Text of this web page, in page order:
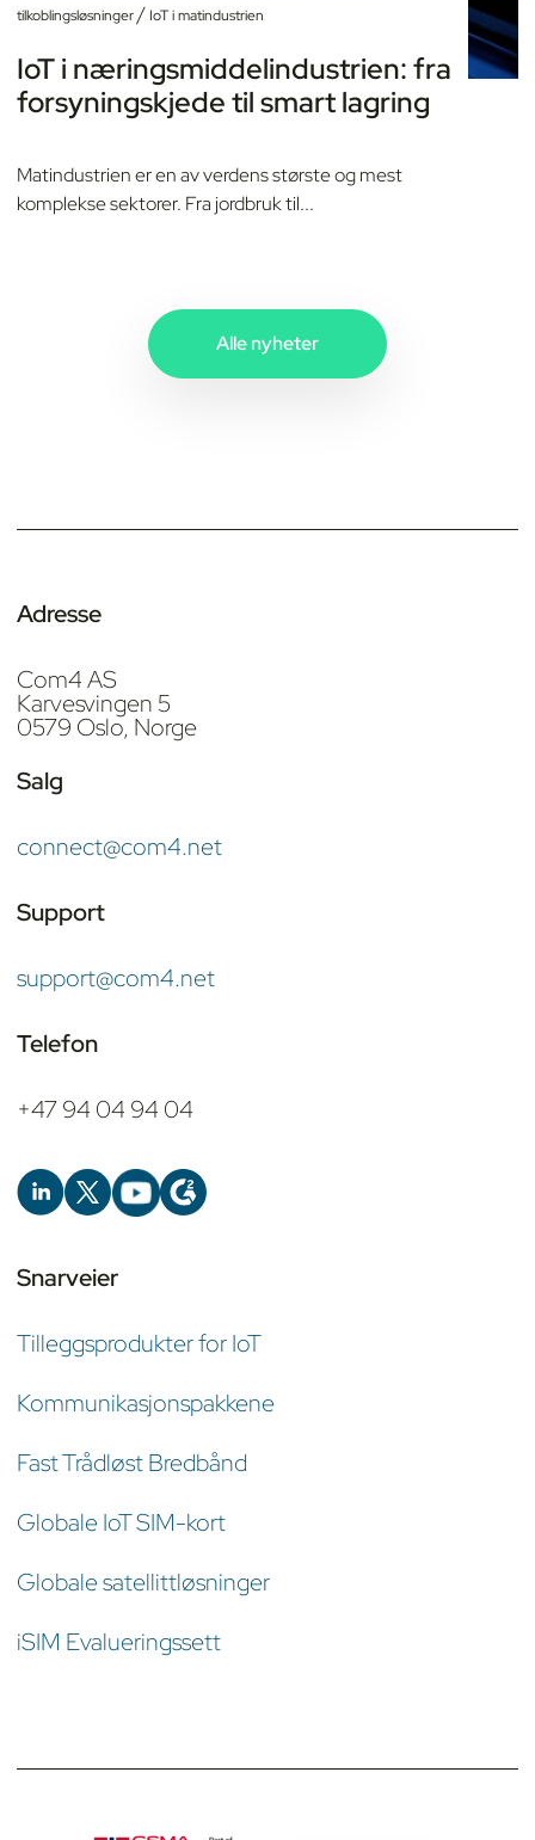
tilkoblingsløsninger/ IoT i matindustrien
IoT i næringsmiddelindustrien: fra
forsyningskjede til smart lagring
Matindustrien er en av verdens største og mest
komplekse sektorer. Fra jordbruk til...
Alle nyheter
Adresse
Com4 AS
Karvesvingen 5
0579 Oslo, Norge
Salg
connect@com4.net
Support
support@com4.net
Telefon
+47 94 04 94 04
Snarveier
Tilleggsprodukter for IoT
Kommunikasjonspakkene
Fast Trådløst Bredbånd
Globale IoT SIM-kort
Globale satellittløsninger
iSIM Evalueringssett